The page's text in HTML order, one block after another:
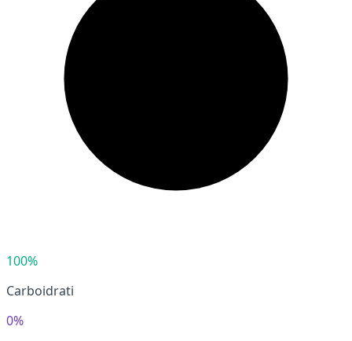
100%
Carboidrati
0%